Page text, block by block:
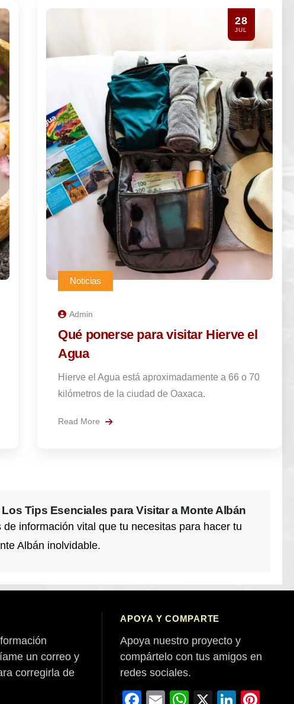
26
JUL
Noticias
Admin
¿Qué tan lejos está Hierve el Agua
de la ciudad de Oaxaca?
Hierve el Agua está aproximadamente a 70 u 80
kilómetros de la ciudad de Oaxaca.
Read More
Tips Esenciales para Visitar a Monte Albán
de información vital que tu necesitas para hacer tu
Albán inolvidable.
un correo y
corregirla de
APOYA Y COMPARTE
Apoya nuestro proyecto y
compártelo con tus amigos en
redes sociales.